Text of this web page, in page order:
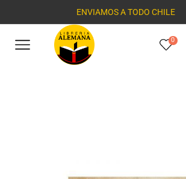
ENVIAMOS A TODO CHILE
0